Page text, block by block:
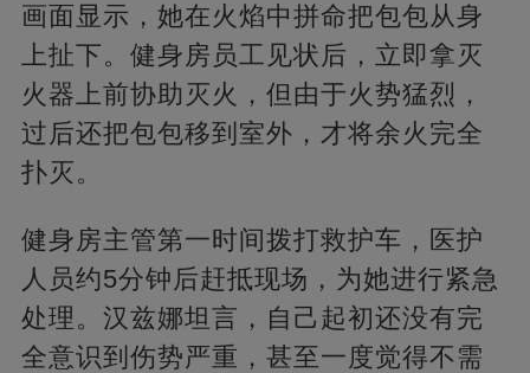
画面显示，她在火焰中拼命把包包从身
上扯下。健身房员工见状后，立即拿灭
火器上前协助灭火，但由于火势猛烈，
过后还把包包移到室外，才将余火完全
扑灭。
健身房主管第一时间拨打救护车，医护
人员约5分钟后赶抵现场，为她进行紧急
处理。汉兹娜坦言，自己起初还没有完
全意识到伤势严重，甚至一度觉得不需